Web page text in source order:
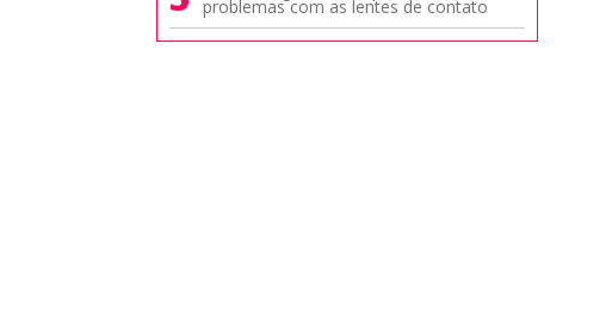
problemas com as lentes de contato